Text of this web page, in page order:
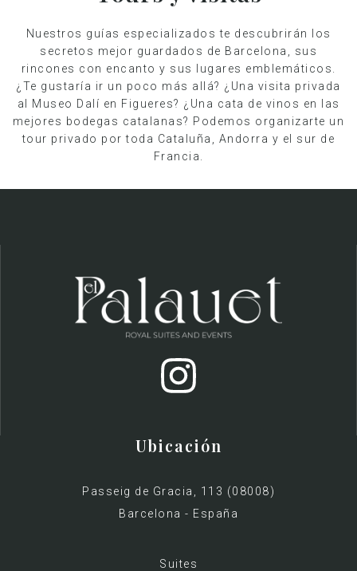
Nuestros guías especializados te descubrirán los
secretos mejor guardados de Barcelona, sus
rincones con encanto y sus lugares emblemáticos.
¿Te gustaría ir un poco más allá? ¿Una visita privada
al Museo Dalí en Figueres? ¿Una cata de vinos en las
mejores bodegas catalanas? Podemos organizarte un
tour privado por toda Cataluña, Andorra y el sur de
Francia.
Ubicación
Passeig de Gracia, 113 (08008)
Barcelona - España
Suites